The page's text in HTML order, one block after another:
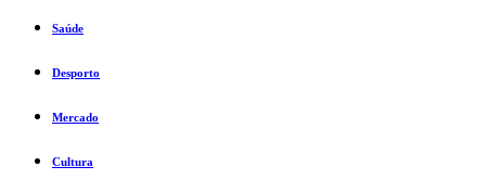
Saúde
Desporto
Mercado
Cultura